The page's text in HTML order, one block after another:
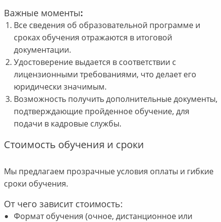
Важные моменты:
Все сведения об образовательной программе и
сроках обучения отражаются в итоговой
документации.
Удостоверение выдается в соответствии с
лицензионными требованиями, что делает его
юридически значимым.
Возможность получить дополнительные документы,
подтверждающие пройденное обучение, для
подачи в кадровые службы.
Стоимость обучения и сроки
Мы предлагаем прозрачные условия оплаты и гибкие
сроки обучения.
От чего зависит стоимость:
Формат обучения (очное, дистанционное или